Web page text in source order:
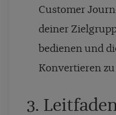
Customer
deiner
bedienen und
Konvertieren
3.